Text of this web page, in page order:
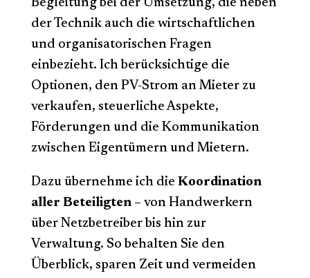
Begleitung bei der Umsetzung, die neben
der Technik auch die wirtschaftlichen
und organisatorischen Fragen
einbezieht. Ich berücksichtige die
Optionen, den PV-Strom an Mieter zu
verkaufen, steuerliche Aspekte,
Förderungen und die Kommunikation
zwischen Eigentümern und Mietern.
Dazu übernehme ich die Koordination
aller Beteiligten– von Handwerkern
über Netzbetreiber bis hin zur
Verwaltung. So behalten Sie den
Überblick, sparen Zeit und vermeiden